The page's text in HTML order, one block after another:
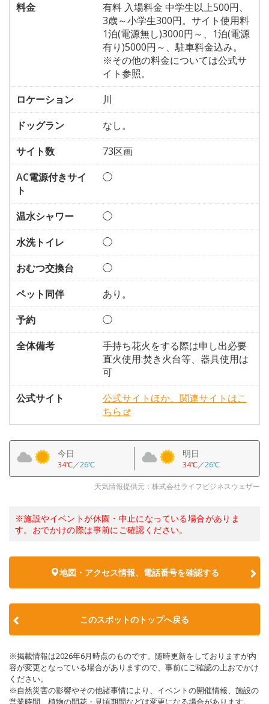
料金
有料 入場料金 中学生以上500円、
3歳～小学生300円。サイト使用料
1泊(電源無し)3000円～、1泊(電源
有り)5000円～、駐車料金込み。
※その他の料金については公式サ
イト参照。
ロケーション
川
ドッグラン
なし。
サイト数
73区画
AC電源付きサイ
ト
◯
温水シャワー
◯
水洗トイレ
◯
おむつ交換台
◯
ペット同伴
あり。
予約
◯
全体備考
手持ち花火をする際は申し出必要
直火使用:焚き火台等、器具使用は
可
公式サイト
公式サイトほか、関連サイトはこ
ちら
今日
34℃／26℃
明日
34℃／26℃
天気情報提供元：株式会社ライフビジネスウェザー
※施設やイベントが休園・中止になっている場合がありま
す。おでかけの際は事前にご確認ください。
地図・アクセス情報、電話番号を確認する
このスポットのトップへ戻る
※掲載情報は2026年6月時点のものです。随時更新をしておりますが内
容が変更となっている場合がありますので、事前にご確認の上おでかけ
ください。
※自然災害の影響やその他諸事情により、イベントの開催情報、施設の
営業時間、植物の開花・見頃期間などは変更になる場合があります。